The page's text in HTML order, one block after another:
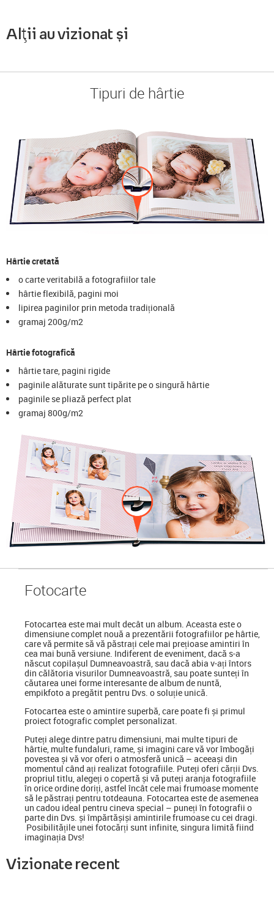
Alții au vizionat și
Tipuri de hârtie
Hârtie cretată
o carte veritabilă a fotografiilor tale
hârtie flexibilă, pagini moi
lipirea paginilor prin metoda tradițională
gramaj 200g/m2
Hârtie fotografică
hârtie tare, pagini rigide
paginile alăturate sunt tipărite pe o singură hârtie
paginile se pliază perfect plat
gramaj 800g/m2
Fotocarte
Fotocartea este mai mult decât un album. Aceasta este o
dimensiune complet nouă a prezentării fotografiilor pe hârtie,
care vă permite să vă păstrați cele mai prețioase amintiri în
cea mai bună versiune. Indiferent de eveniment, dacă s-a
născut copilașul Dumneavoastră, sau dacă abia v-ați întors
din călătoria visurilor Dumneavoastră, sau poate sunteți în
căutarea unei forme interesante de album de nuntă,
empikfoto a pregătit pentru Dvs. o soluție unică.
Fotocartea este o amintire superbă, care poate fi și primul
proiect fotografic complet personalizat.
Puteți alege dintre patru dimensiuni, mai multe tipuri de
hârtie, multe fundaluri, rame, și imagini care vă vor îmbogăți
povestea și vă vor oferi o atmosferă unică – aceeași din
momentul când ați realizat fotografiile. Puteți oferi cărții Dvs.
propriul titlu, alegeți o copertă și vă puteți aranja fotografiile
în orice ordine doriți, astfel încât cele mai frumoase momente
să le păstrați pentru totdeauna. Fotocartea este de asemenea
un cadou ideal pentru cineva special – puneți în fotografii o
parte din Dvs. și împărtășiși amintirile frumoase cu cei dragi.
Posibilitățile unei fotocărți sunt infinite, singura limită fiind
imaginația Dvs!
Vizionate recent